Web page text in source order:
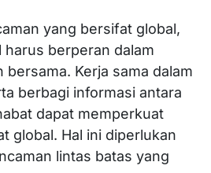
yang bersifat global,
berperan dalam
bersama. Kerja sama dalam
berbagi informasi antara
dapat memperkuat
global. Hal ini diperlukan
lintas batas yang